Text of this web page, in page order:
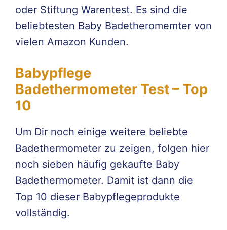
oder Stiftung Warentest. Es sind die
beliebtesten Baby Badetheromemter von
vielen Amazon Kunden.
Babypflege
Badethermometer Test – Top
10
Um Dir noch einige weitere beliebte
Badethermometer zu zeigen, folgen hier
noch sieben häufig gekaufte Baby
Badethermometer. Damit ist dann die
Top 10 dieser Babypflegeprodukte
vollständig.